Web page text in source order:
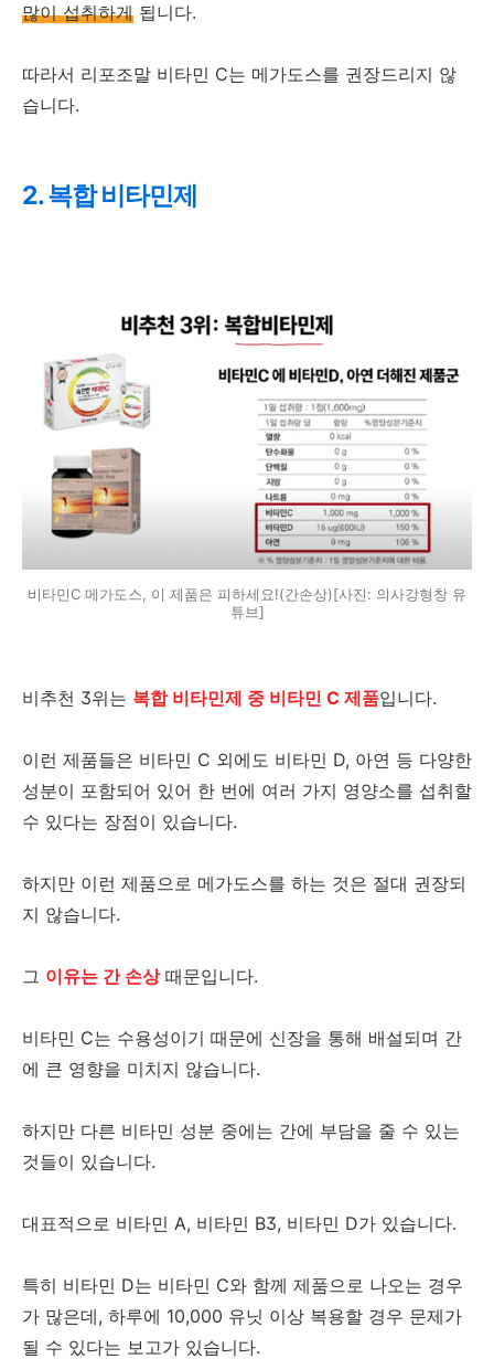
많이 섭취하게 됩니다.
따라서 리포조말 비타민 C는 메가도스를 권장드리지 않
습니다.
2. 복합 비타민제
비타민C 메가도스, 이 제품은 피하세요!(간손상)[사진: 의사강형창 유
튜브]
비추천 3위는 복합 비타민제 중 비타민 C 제품입니다.
이런 제품들은 비타민 C 외에도 비타민 D, 아연 등 다양한
성분이 포함되어 있어 한 번에 여러 가지 영양소를 섭취할
수 있다는 장점이 있습니다.
하지만 이런 제품으로 메가도스를 하는 것은 절대 권장되
지 않습니다.
그 이유는 간 손상 때문입니다.
비타민 C는 수용성이기 때문에 신장을 통해 배설되며 간
에 큰 영향을 미치지 않습니다.
하지만 다른 비타민 성분 중에는 간에 부담을 줄 수 있는
것들이 있습니다.
대표적으로 비타민 A, 비타민 B3, 비타민 D가 있습니다.
특히 비타민 D는 비타민 C와 함께 제품으로 나오는 경우
가 많은데, 하루에 10,000 유닛 이상 복용할 경우 문제가
될 수 있다는 보고가 있습니다.